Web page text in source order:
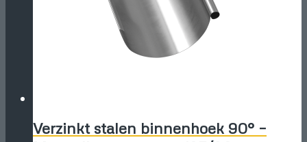
Verzinkt stalen binnenhoek 90° –